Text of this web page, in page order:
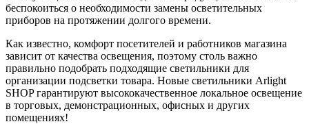
беспокоиться о необходимости замены осветительных
приборов на протяжении долгого времени.
Как известно, комфорт посетителей и работников магазина
зависит от качества освещения, поэтому столь важно
правильно подобрать подходящие светильники для
организации подсветки товара. Новые светильники Arlight
SHOP гарантируют высококачественное локальное освещение
в торговых, демонстрационных, офисных и других
помещениях!